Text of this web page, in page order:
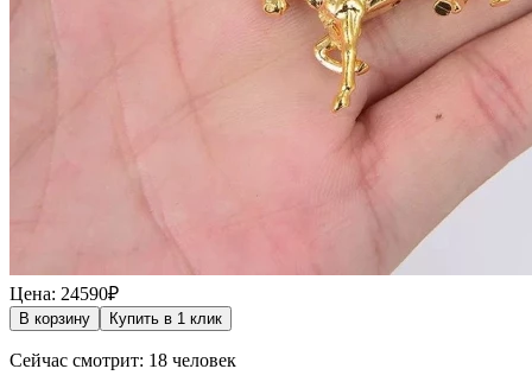
Цена: 24590₽
В корзину Купить в 1 клик
Сейчас смотрит: 18 человек